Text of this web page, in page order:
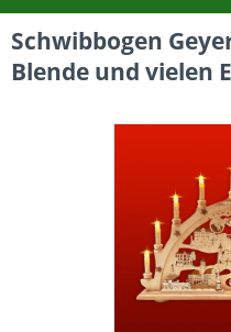
Schwibbogen
Blende und vielen